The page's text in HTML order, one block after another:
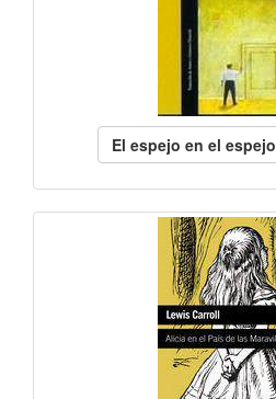
El espejo en el espejo